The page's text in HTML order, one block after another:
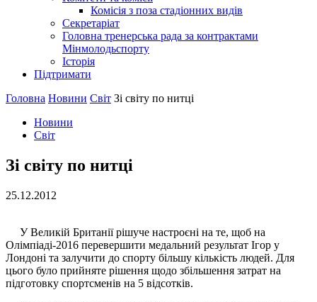
Комісія з поза стадіонних видів
Секретаріат
Головна тренерська рада за контрактами
Мінмолодьспорту
Історія
Підтримати
Головна Новини Світ Зі світу по нитці
Новини
Світ
Зі світу по нитці
25.12.2012
У Великій Британії рішуче настроєні на те, щоб на
Олімпіаді-2016 перевершити медальний результат Ігор у
Лондоні та залучити до спорту більшу кількість людей. Для
цього було прийняте рішення щодо збільшення затрат на
підготовку спортсменів на 5 відсотків.